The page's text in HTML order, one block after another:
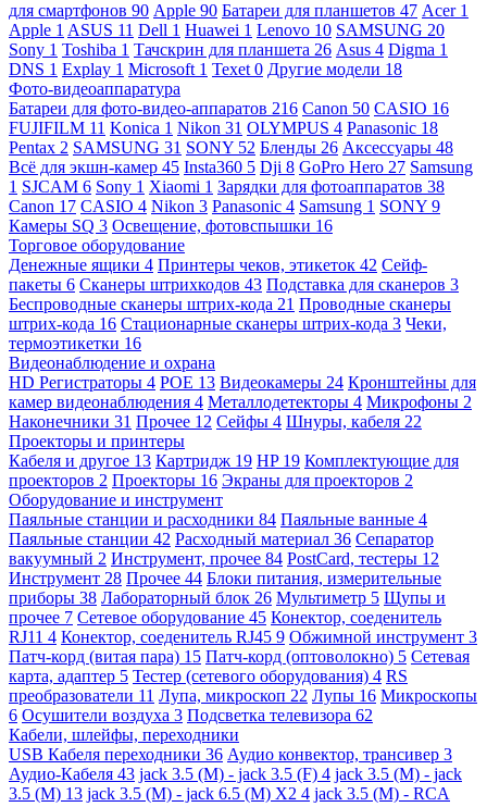
для смартфонов 90 Apple 90 Батареи для планшетов 47 Acer 1
Apple 1 ASUS 11 Dell 1 Huawei 1 Lenovo 10 SAMSUNG 20
Sony 1 Toshiba 1 Тачскрин для планшета 26 Asus 4 Digma 1
DNS 1 Explay 1 Microsoft 1 Texet 0 Другие модели 18
Фото-видеоаппаратура
Батареи для фото-видео-аппаратов 216 Canon 50 CASIO 16
FUJIFILM 11 Konica 1 Nikon 31 OLYMPUS 4 Panasonic 18
Pentax 2 SAMSUNG 31 SONY 52 Бленды 26 Аксессуары 48
Всё для экшн-камер 45 Insta360 5 Dji 8 GoPro Hero 27 Samsung
1 SJCAM 6 Sony 1 Xiaomi 1 Зарядки для фотоаппаратов 38
Canon 17 CASIO 4 Nikon 3 Panasonic 4 Samsung 1 SONY 9
Камеры SQ 3 Освещение, фотовспышки 16
Торговое оборудование
Денежные ящики 4 Принтеры чеков, этикеток 42 Сейф-
пакеты 6 Сканеры штрихкодов 43 Подставка для сканеров 3
Беспроводные сканеры штрих-кода 21 Проводные сканеры
штрих-кода 16 Стационарные сканеры штрих-кода 3 Чеки,
термоэтикетки 16
Видеонаблюдение и охрана
HD Регистраторы 4 POE 13 Видеокамеры 24 Кронштейны для
камер видеонаблюдения 4 Металлодетекторы 4 Микрофоны 2
Наконечники 31 Прочее 12 Сейфы 4 Шнуры, кабеля 22
Проекторы и принтеры
Кабеля и другое 13 Картридж 19 HP 19 Комплектующие для
проекторов 2 Проекторы 16 Экраны для проекторов 2
Оборудование и инструмент
Паяльные станции и расходники 84 Паяльные ванные 4
Паяльные станции 42 Расходный материал 36 Сепаратор
вакуумный 2 Инструмент, прочее 84 PostCard, тестеры 12
Инструмент 28 Прочее 44 Блоки питания, измерительные
приборы 38 Лабораторный блок 26 Мультиметр 5 Щупы и
прочее 7 Сетевое оборудование 45 Конектор, соеденитель
RJ11 4 Конектор, соеденитель RJ45 9 Обжимной инструмент 3
Патч-корд (витая пара) 15 Патч-корд (оптоволокно) 5 Сетевая
карта, адаптер 5 Тестер (сетевого оборудования) 4 RS
преобразователи 11 Лупа, микроскоп 22 Лупы 16 Микроскопы
6 Осушители воздуха 3 Подсветка телевизора 62
Кабели, шлейфы, переходники
USB Кабеля переходники 36 Аудио конвектор, трансивер 3
Аудио-Кабеля 43 jack 3.5 (M) - jack 3.5 (F) 4 jack 3.5 (M) - jack
3.5 (M) 13 jack 3.5 (M) - jack 6.5 (M) X2 4 jack 3.5 (M) - RCA